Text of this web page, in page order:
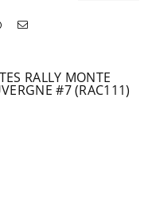
RALLY MONTE
#7 (RAC111)